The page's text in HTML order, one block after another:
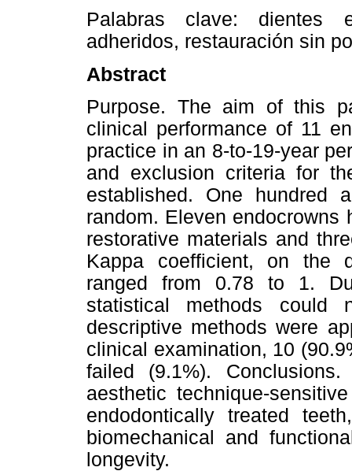
Palabras clave: dientes
adheridos, restauración sin
Abstract
Purpose. The aim of this
clinical performance of 11
practice in an 8-to-19-year
and exclusion criteria for
established. One hundred
random. Eleven endocrowns
restorative materials and
Kappa coefficient, on the
ranged from 0.78 to 1.
statistical methods could
descriptive methods were
clinical examination, 10
failed (9.1%). Conclusions.
aesthetic technique-
endodontically treated
biomechanical and
longevity.